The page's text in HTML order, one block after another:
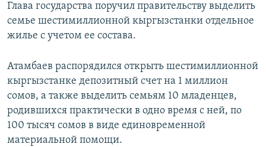
Глава государства поручил правительству выделить
семье шестимиллионной кыргызстанки отдельное
жилье с учетом ее состава.
Атамбаев распорядился открыть шестимиллионной
кыргызстанке депозитный счет на 1 миллион
сомов, а также выделить семьям 10 младенцев,
родившихся практически в одно время с ней, по
100 тысяч сомов в виде единовременной
материальной помощи.